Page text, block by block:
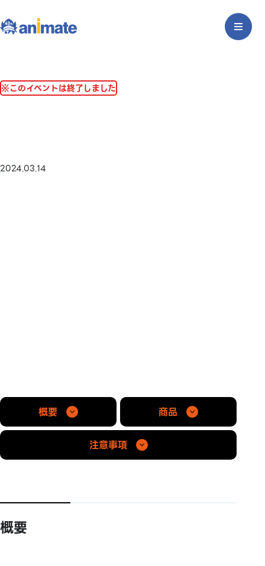
※このイベントは終了しました
2024.03.14
概要 商品
注意事項
概要